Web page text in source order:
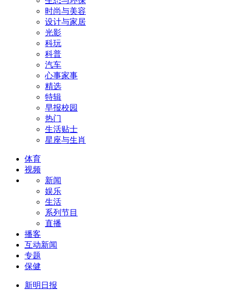
时尚与美容
设计与家居
光影
科玩
科普
汽车
心事家事
精选
特辑
早报校园
热门
生活贴士
星座与生肖
体育
视频
新闻
娱乐
生活
系列节目
直播
播客
互动新闻
专题
保健
新明日报